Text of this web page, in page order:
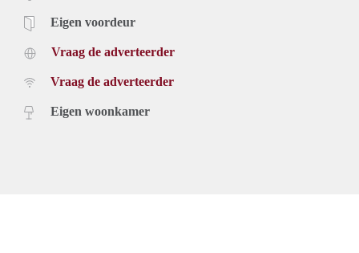
Eigen voordeur
Vraag de adverteerder
Vraag de adverteerder
Eigen woonkamer